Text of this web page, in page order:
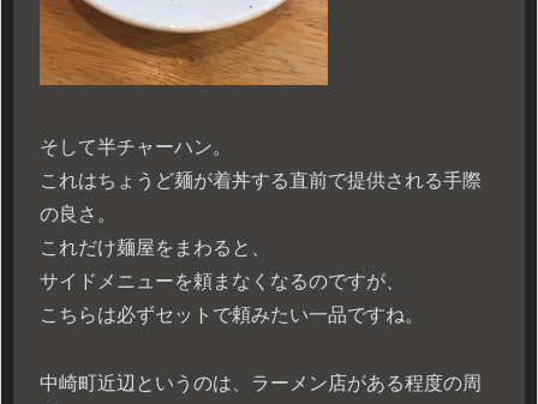
そして半チャーハン。
これはちょうど麺が着丼する直前で提供される手際
の良さ。
これだけ麺屋をまわると、
サイドメニューを頼まなくなるのですが、
こちらは必ずセットで頼みたい一品ですね。
中崎町近辺というのは、ラーメン店がある程度の周